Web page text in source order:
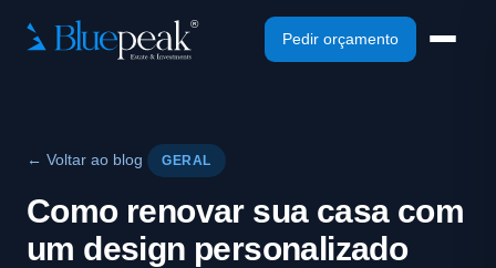
Pedir orçamento
← Voltar ao blog GERAL
Como renovar sua casa com
um design personalizado